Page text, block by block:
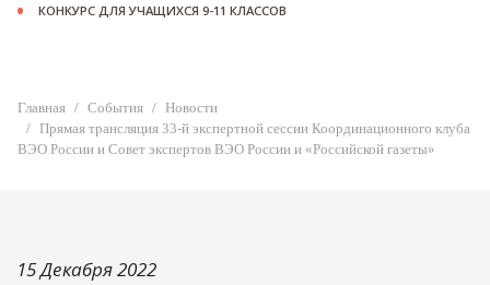
КОНКУРС ДЛЯ УЧАЩИХСЯ 9-11 КЛАССОВ
Главная События
Новости
Прямая трансляция 33-й экспертной сессии Координационного клуба
ВЭО России и Совет экспертов ВЭО России и «Российской газеты»
15 Декабря 2022